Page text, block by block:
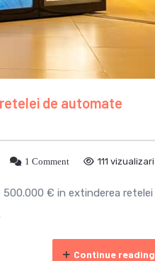
de automate
1 Comment 111 vizualizari
€ in extinderea retelei
Continue reading